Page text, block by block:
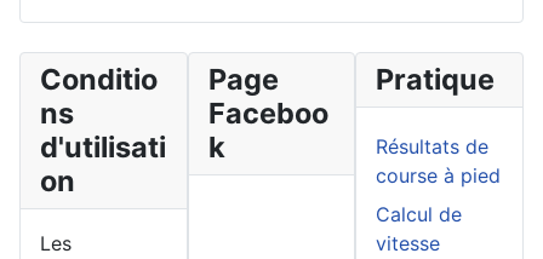
Conditio
ns
d'utilisati
on
Les
Page
Faceboo
k
Pratique
Résultats de
course à pied
Calcul de
vitesse